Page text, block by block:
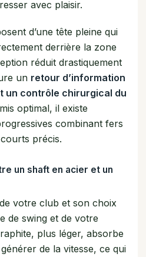
avec plaisir.
d’une tête pleine qui
derrière la zone
réduit drastiquement
un retour d’information
un contrôle chirurgical du
optimal, il existe
combinant fers
précis.
un shaft en acier et un
votre club et son choix
de swing et de votre
plus léger, absorbe
de la vitesse, ce qui